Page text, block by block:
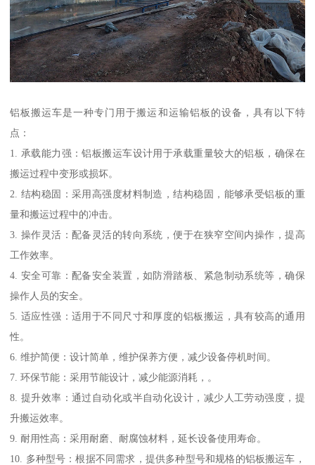
铝板搬运车是一种专门用于搬运和运输铝板的设备，具有以下特
点：
1. 承载能力强：铝板搬运车设计用于承载重量较大的铝板，确保在
搬运过程中变形或损坏。
2. 结构稳固：采用高强度材料制造，结构稳固，能够承受铝板的重
量和搬运过程中的冲击。
3. 操作灵活：配备灵活的转向系统，便于在狭窄空间内操作，提高
工作效率。
4. 安全可靠：配备安全装置，如防滑踏板、紧急制动系统等，确保
操作人员的安全。
5. 适应性强：适用于不同尺寸和厚度的铝板搬运，具有较高的通用
性。
6. 维护简便：设计简单，维护保养方便，减少设备停机时间。
7. 环保节能：采用节能设计，减少能源消耗，。
8. 提升效率：通过自动化或半自动化设计，减少人工劳动强度，提
升搬运效率。
9. 耐用性高：采用耐磨、耐腐蚀材料，延长设备使用寿命。
10. 多种型号：根据不同需求，提供多种型号和规格的铝板搬运车，